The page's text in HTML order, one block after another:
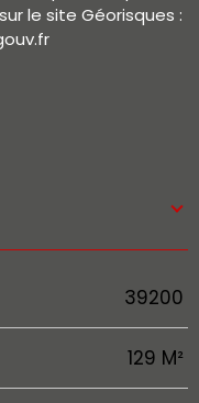
le site Géorisques :
39200
129 M²